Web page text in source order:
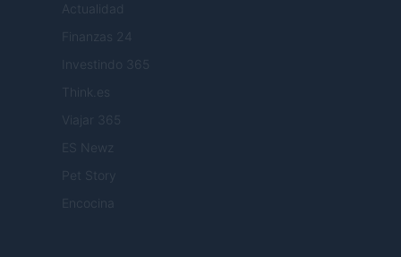
Actualidad
Finanzas 24
Investindo 365
Think.es
Viajar 365
ES Newz
Pet Story
Encocina